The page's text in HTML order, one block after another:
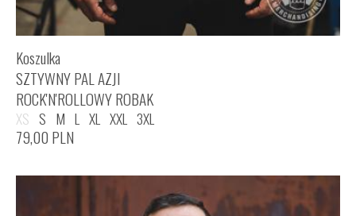
Koszulka
SZTYWNY PAL AZJI
ROCK'N'ROLLOWY ROBAK
XS S M L XL XXL 3XL
79,00 PLN